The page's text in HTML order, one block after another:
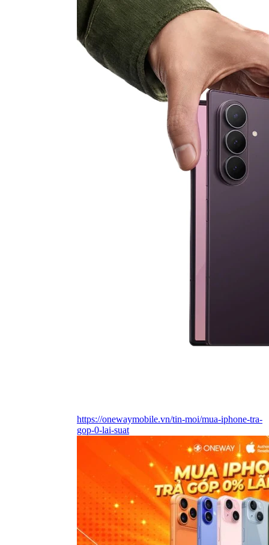
https://onewaymobile.vn/tin-moi/mua-iphone-tra-
gop-0-lai-suat